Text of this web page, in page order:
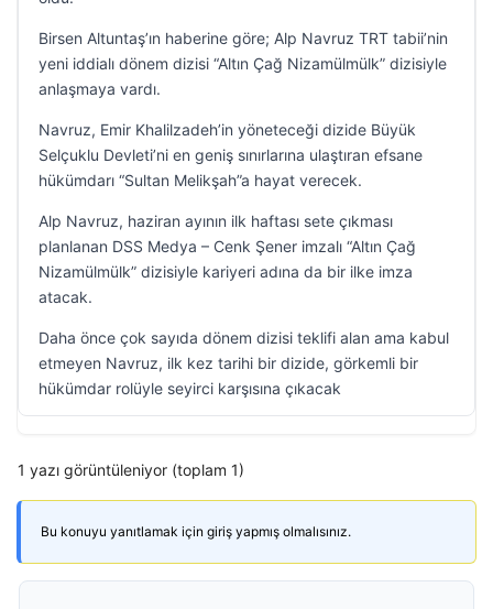
Birsen Altuntaş’ın haberine göre; Alp Navruz TRT tabii’nin
yeni iddialı dönem dizisi “Altın Çağ Nizamülmülk” dizisiyle
anlaşmaya vardı.
Navruz, Emir Khalilzadeh’in yöneteceği dizide Büyük
Selçuklu Devleti’ni en geniş sınırlarına ulaştıran efsane
hükümdarı “Sultan Melikşah”a hayat verecek.
Alp Navruz, haziran ayının ilk haftası sete çıkması
planlanan DSS Medya – Cenk Şener imzalı “Altın Çağ
Nizamülmülk” dizisiyle kariyeri adına da bir ilke imza
atacak.
Daha önce çok sayıda dönem dizisi teklifi alan ama kabul
etmeyen Navruz, ilk kez tarihi bir dizide, görkemli bir
hükümdar rolüyle seyirci karşısına çıkacak
1 yazı görüntüleniyor (toplam 1)
Bu konuyu yanıtlamak için giriş yapmış olmalısınız.